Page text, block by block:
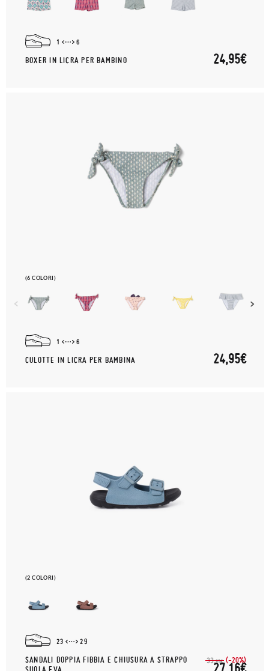
1 6
BOXER IN LICRA PER BAMBINO 24,95€
(6 COLORI)
1 6
CULOTTE IN LICRA PER BAMBINA 24,95€
(2 COLORI)
23 29
SANDALI DOPPIA FIBBIA E CHIUSURA A STRAPPO
33,95€ (-20%)